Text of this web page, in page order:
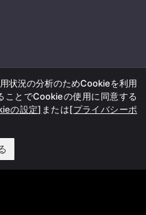
状況の分析のためCookieを利用
ことでCookieの使用に同意する
の設定] または[プライバシーポ